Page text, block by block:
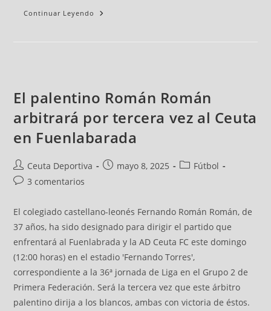
Continuar Leyendo
El palentino Román Román
arbitrará por tercera vez al Ceuta
en Fuenlabarada
Ceuta Deportiva mayo 8, 2025
Fútbol
3 comentarios
El colegiado castellano-leonés Fernando Román Román, de
37 años, ha sido designado para dirigir el partido que
enfrentará al Fuenlabrada y la AD Ceuta FC este domingo
(12:00 horas) en el estadio 'Fernando Torres',
correspondiente a la 36ª jornada de Liga en el Grupo 2 de
Primera Federación. Será la tercera vez que este árbitro
palentino dirija a los blancos, ambas con victoria de éstos.